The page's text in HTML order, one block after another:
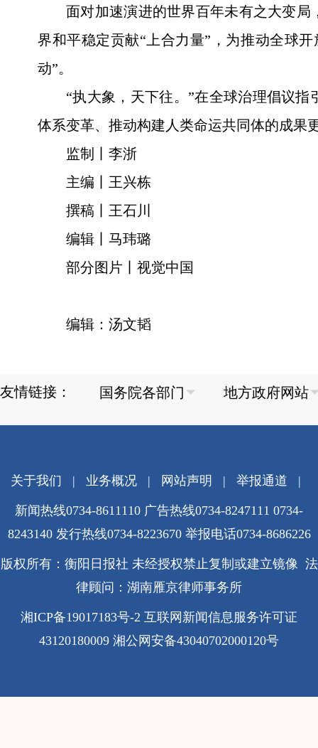
面对加速演进的世界百年未有之大变
界和平稳定贡献“上合力量”，为推动全球
动”。
“执大象，天下往。”在全球治理倡议
体系变革、推动构建人类命运共同体的成果
监制丨李浙
主编丨王兴栋
撰稿丨王石川
编辑丨马玮璐
部分图片丨视觉中国
编辑：汤文韬
友情链接：
关于我们 | 业务概况| 网站声明 | 举报通道 |
新闻热线0734-8611110 广告热线0734-8247111 0734-
8243140 发行热线0734-8223670 举报电话0734-8686226
版权所有：衡阳日报社 未经授权禁止复制或建立镜像 法
律顾问：湖南雁京律师事务所
湘ICP备19017183号-2 互联网新闻信息服务许可证
43120180009 湘公网安备43040702000120号